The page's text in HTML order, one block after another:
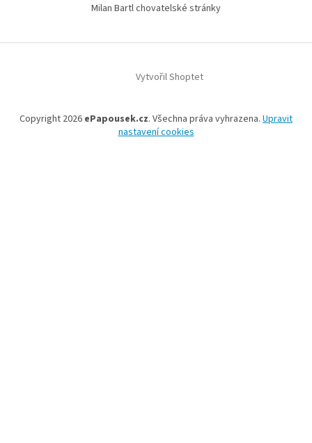
Milan Bartl chovatelské stránky
Vytvořil Shoptet
Copyright 2026 ePapousek.cz. Všechna práva vyhrazena. Upravit
nastavení cookies